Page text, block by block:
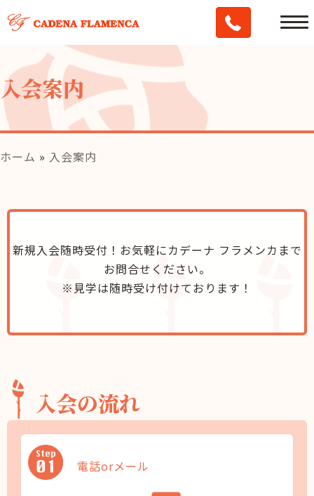
入会案内
ホーム » 入会案内
新規入会随時受付！お気軽にカデーナ フラメンカまで
お問合せください。
※見学は随時受け付けております！
入会の流れ
電話orメール